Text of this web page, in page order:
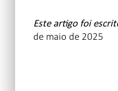
Este artigo foi
de maio de 2025